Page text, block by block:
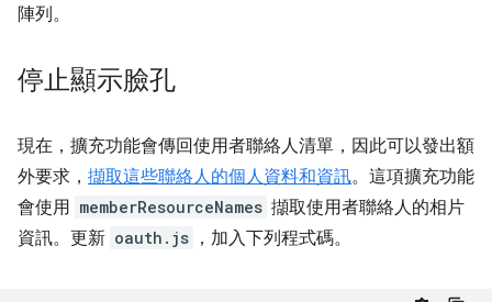
陣列。
停止顯示臉孔
現在，擴充功能會傳回使用者聯絡人清單，因此可以發出額
外要求， 擷取這些聯絡人的個人資料和資訊。這項擴充功能
會使用 memberResourceNames 擷取使用者聯絡人的相片
資訊。更新 oauth.js ，加入下列程式碼。